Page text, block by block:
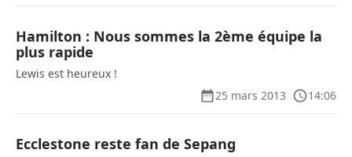
Hamilton : Nous sommes la 2ème équipe la
plus rapide
Lewis est heureux !
25 mars 2013
14:06
Ecclestone reste fan de Sepang